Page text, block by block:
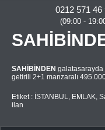
0212 571 46
(09:00 -
SAHİBİNDEN galatasarayda
getirili 2+1 manzaralı
Etiket : İSTANBUL, EMLAK,
ilan